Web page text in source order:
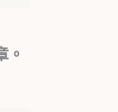
。